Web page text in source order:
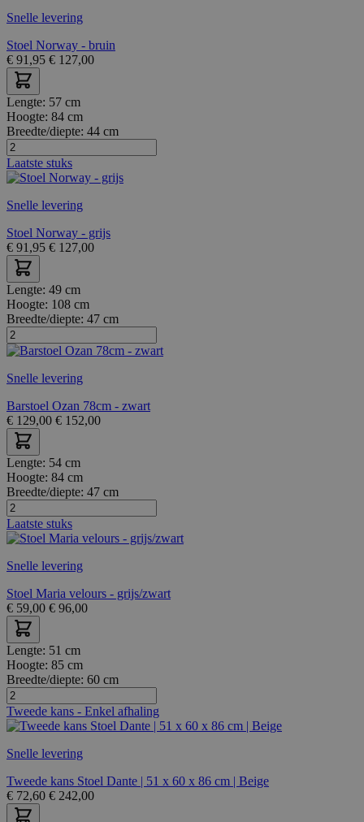
Snelle levering
Stoel Norway - bruin
€ 91,95 € 127,00
Lengte: 57 cm
Hoogte: 84 cm
Breedte/diepte: 44 cm
Laatste stuks
Snelle levering
Stoel Norway - grijs
€ 91,95 € 127,00
Lengte: 49 cm
Hoogte: 108 cm
Breedte/diepte: 47 cm
Snelle levering
Barstoel Ozan 78cm - zwart
€ 129,00 € 152,00
Lengte: 54 cm
Hoogte: 84 cm
Breedte/diepte: 47 cm
Laatste stuks
Snelle levering
Stoel Maria velours - grijs/zwart
€ 59,00 € 96,00
Lengte: 51 cm
Hoogte: 85 cm
Breedte/diepte: 60 cm
Tweede kans - Enkel afhaling
Snelle levering
Tweede kans Stoel Dante | 51 x 60 x 86 cm | Beige
€ 72,60 € 242,00